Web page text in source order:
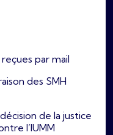
par mail
des SMH
de la justice
l’IUMM